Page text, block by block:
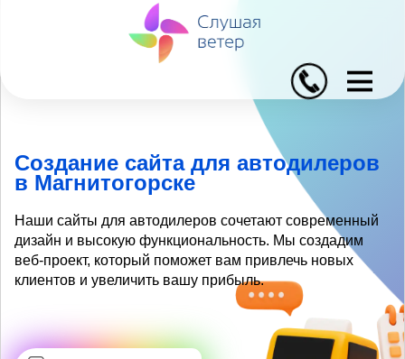
I
Создание сайта для автодилеров
в Магнитогорске
Наши сайты для автодилеров сочетают современный
дизайн и высокую функциональность. Мы создадим
веб-проект, который поможет вам привлечь новых
клиентов и увеличить вашу прибыль.